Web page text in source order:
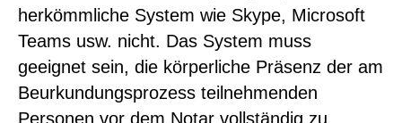
herkömmliche System wie Skype, Microsoft
Teams usw. nicht. Das System muss
geeignet sein, die körperliche Präsenz der am
Beurkundungsprozess teilnehmenden
Personen vor dem Notar vollständig zu